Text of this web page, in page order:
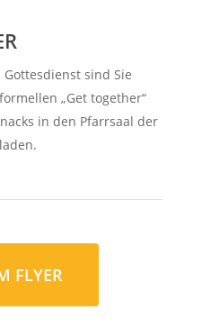
sind Sie
„Get together“
in den Pfarrsaal der
FLYER